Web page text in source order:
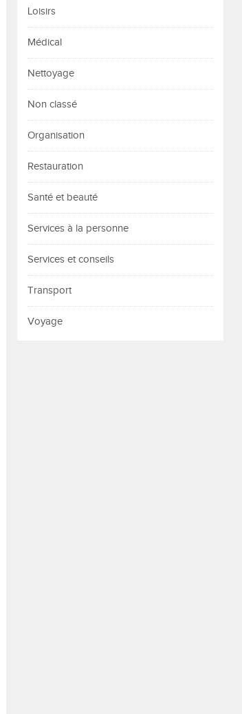
Loisirs
Médical
Nettoyage
Non classé
Organisation
Restauration
Santé et beauté
Services à la personne
Services et conseils
Transport
Voyage